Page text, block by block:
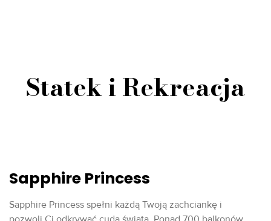
Statek i Rekreacja
Sapphire Princess
Sapphire Princess spełni każdą Twoją zachciankę i